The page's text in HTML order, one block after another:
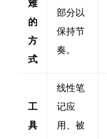
难
的
方
式
部分以
保持节
奏。
工
具
线性笔
记应
用、被